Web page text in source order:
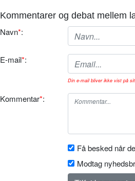
Kommentarer og debat mellem
Navn*:
E-mail*:
Din e-mail bliver ikke vist på
Kommentar*:
Få besked når
Modtag